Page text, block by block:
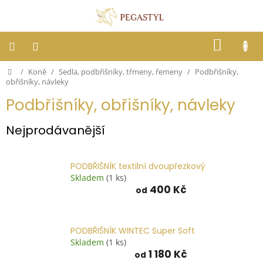
KOŠÍK
Dostihy
Jezdci
Koně
Domů
/ Koně / Sedla, podbřišníky, třmeny, řemeny / Podbřišníky,
obřišníky, návleky
Podbřišníky, obřišníky, návleky
Nejprodávanější
PODBŘIŠNÍK textilní dvoupřezkový
Skladem (1 ks)
od 400 Kč
PODBŘIŠNÍK WINTEC Super Soft
Skladem (1 ks)
od 1 180 Kč